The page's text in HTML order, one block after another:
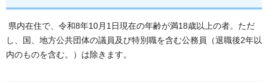
県内在住で、令和8年10月1日現在の年齢が満18歳以上の者。ただ
し、国、地方公共団体の議員及び特別職を含む公務員（退職後2年以
内のものを含む。）は除きます。